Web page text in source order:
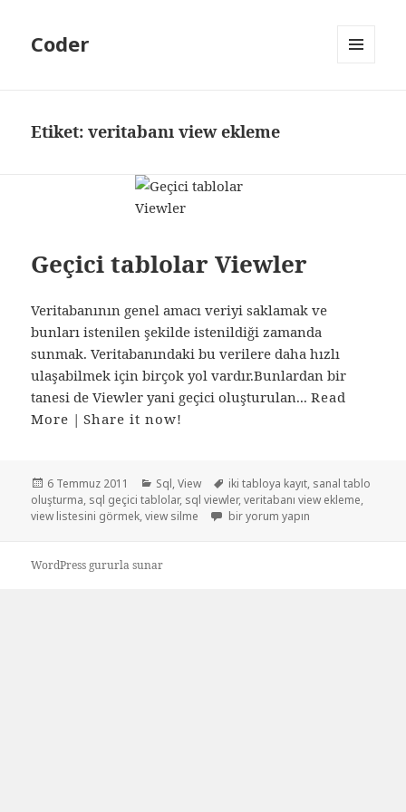
Coder
Etiket:veritabanı view ekleme
Geçici tablolar Viewler
Veritabanının genel amacı veriyi saklamak ve
bunları istenilen şekilde istenildiği zamanda
sunmak. Veritabanındaki bu verilere daha hızlı
ulaşabilmek için birçok yol vardır.Bunlardan bir
tanesi de Viewler yani geçici oluşturulan...Read
More |Share it now!
Yayın
tarihi
6 Temmuz 2011 Kategoriler
Sql,View Etiketler
iki tabloya kayıt, sanal tablo
oluşturma, sql geçici tablolar, sql viewler,veritabanı view ekleme,
view listesini görmek,view silme Geçici tablolar Viewler için
bir yorum yapın
WordPress gururla sunar